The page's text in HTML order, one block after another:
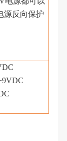
源反向保护